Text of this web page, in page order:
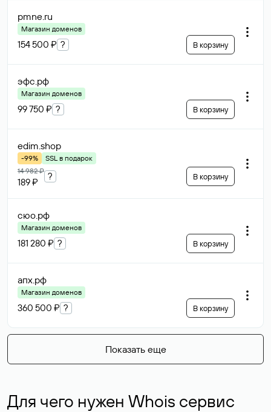
pmne.ru
Магазин доменов
154 500 ₽ ? В корзину
эфс.рф
Магазин доменов
99 750 ₽ ? В корзину
edim.shop
-99%
SSL в подарок
14 982 ₽
189 ₽
? В корзину
сюо.рф
Магазин доменов
181 280 ₽ ? В корзину
апх.рф
Магазин доменов
360 500 ₽ ? В корзину
Показать еще
Для чего нужен Whois сервис